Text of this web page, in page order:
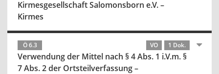
Kirmesgesellschaft Salomonsborn e.V. –
Kirmes
Ö 6.3 VO 1 Dok.
Verwendung der Mittel nach § 4 Abs. 1 i.V.m. §
7 Abs. 2 der Ortsteilverfassung –